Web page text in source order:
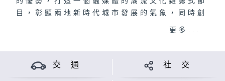
目，彰顯兩地新時代城市發展的氣象，同時創
播出日期及時間：
更多...
交 通 社 交